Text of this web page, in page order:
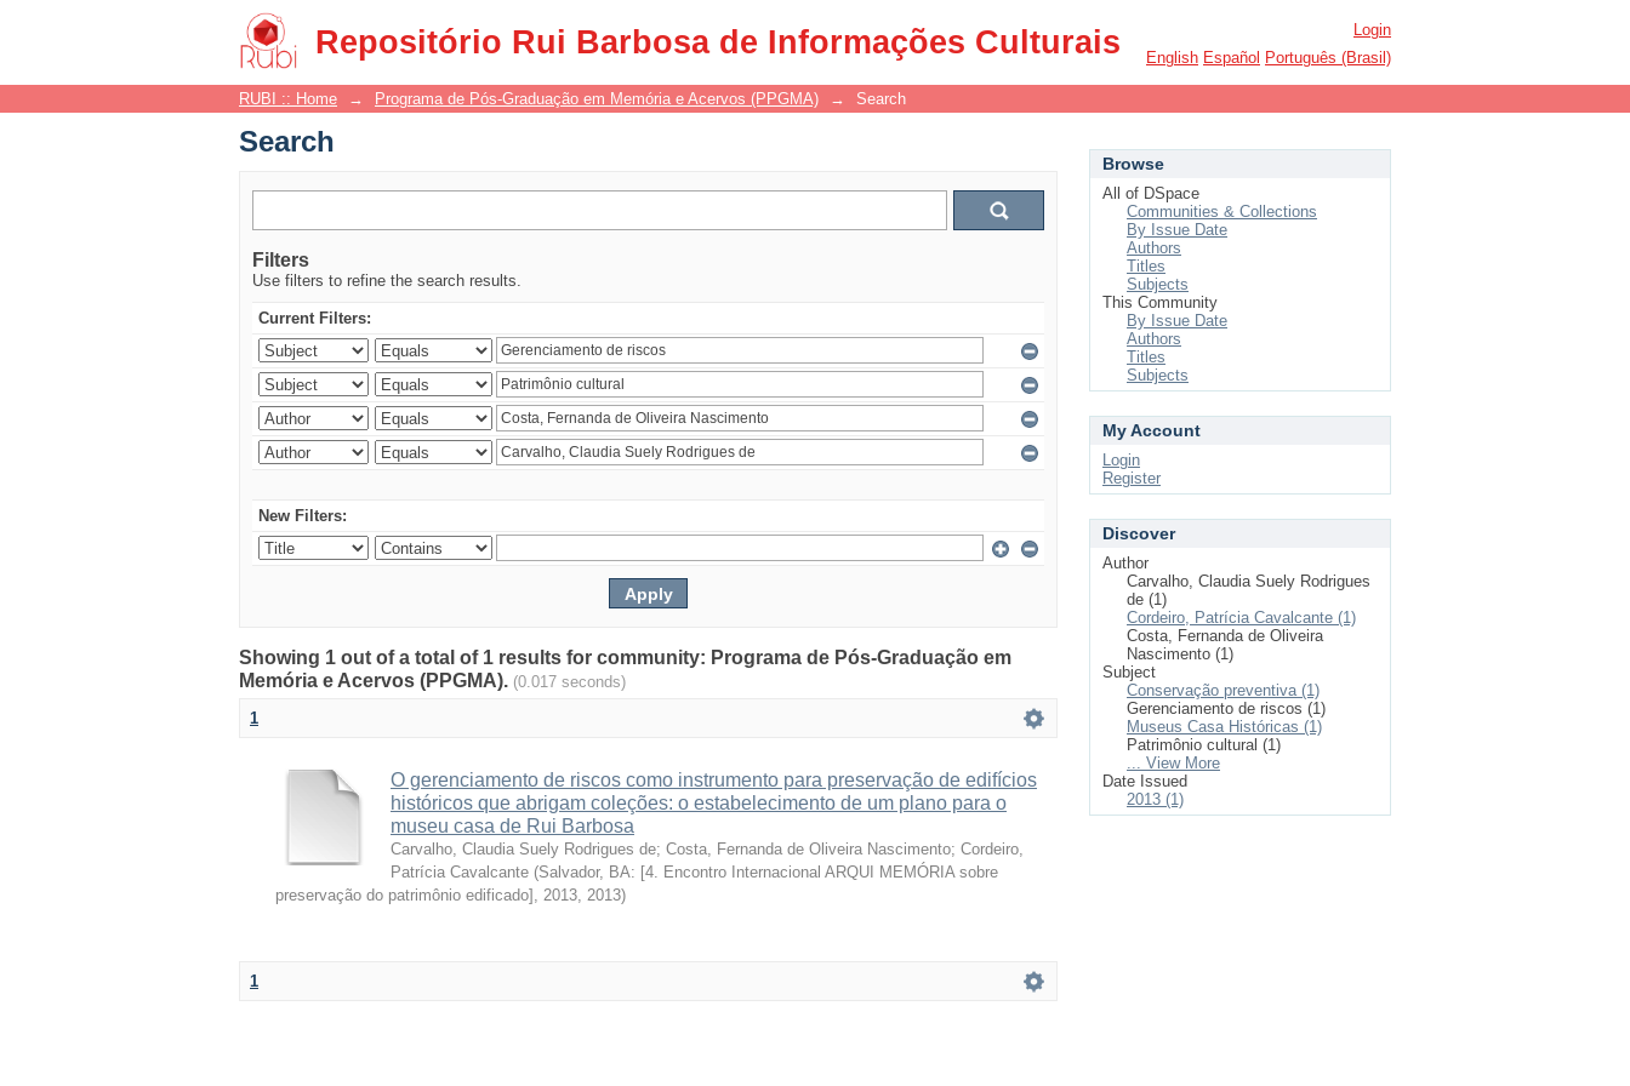
Repositório Rui Barbosa de Informações Culturais
Search
Login
English Español Português (Brasil)
RUBI :: Home → Programa de Pós-Graduação em Memória e Acervos (PPGMA) → Search
Search
Filters
Use filters to refine the search results.
Current Filters:
New Filters:
Showing 1 out of a total of 1 results for community: Programa de Pós-Graduação em
Memória e Acervos (PPGMA). (0.017 seconds)
1
O gerenciamento de riscos como instrumento para preservação de edifícios
históricos que abrigam coleções: o estabelecimento de um plano para o
museu casa de Rui Barbosa
Carvalho, Claudia Suely Rodrigues de; Costa, Fernanda de Oliveira Nascimento; Cordeiro,
Patrícia Cavalcante (Salvador, BA: [4. Encontro Internacional ARQUI MEMÓRIA sobre
preservação do patrimônio edificado], 2013, 2013)
1
Browse
All of DSpace
Communities & Collections
By Issue Date
Authors
Titles
Subjects
This Community
By Issue Date
Authors
Titles
Subjects
My Account
Login
Register
Discover
Author
Carvalho, Claudia Suely Rodrigues
de (1)
Cordeiro, Patrícia Cavalcante (1)
Costa, Fernanda de Oliveira
Nascimento (1)
Subject
Conservação preventiva (1)
Gerenciamento de riscos (1)
Museus Casa Históricas (1)
Patrimônio cultural (1)
... View More
Date Issued
2013 (1)